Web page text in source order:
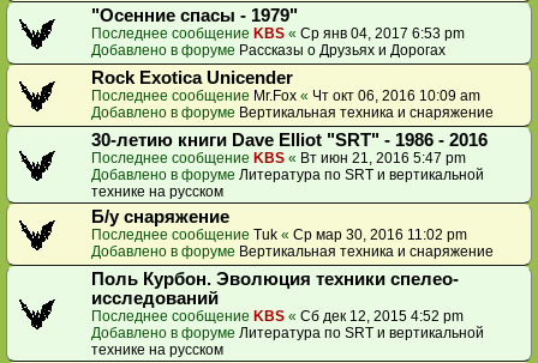
"Осенние спасы - 1979"
Последнее сообщение KBS « Ср янв 04, 2017 6:53 pm
Добавлено в форуме Рассказы о Друзьях и Дорогах
Rock Exotica Unicender
Последнее сообщение Mr.Fox « Чт окт 06, 2016 10:09 am
Добавлено в форуме Вертикальная техника и снаряжение
30-летию книги Dave Elliot "SRT" - 1986 - 2016
Последнее сообщение KBS « Вт июн 21, 2016 5:47 pm
Добавлено в форуме Литература по SRT и вертикальной
технике на русском
Б/у снаряжение
Последнее сообщение Tuk « Ср мар 30, 2016 11:02 pm
Добавлено в форуме Вертикальная техника и снаряжение
Поль Курбон. Эволюция техники спелео-
исследований
Последнее сообщение KBS « Сб дек 12, 2015 4:52 pm
Добавлено в форуме Литература по SRT и вертикальной
технике на русском